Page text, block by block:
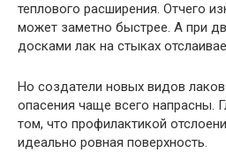
теплового расширения. Отчего
может заметно быстрее. А при
досками лак на стыках
Но создатели новых видов
опасения чаще всего напрасны.
том, что профилактикой
идеально ровная поверхность.